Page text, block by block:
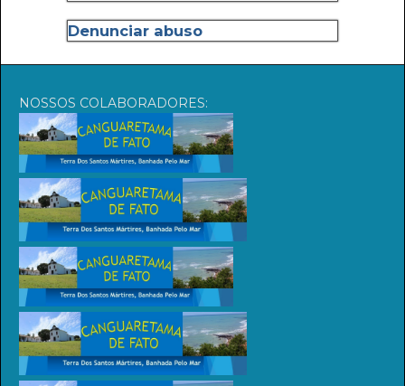
Denunciar abuso
NOSSOS COLABORADORES: